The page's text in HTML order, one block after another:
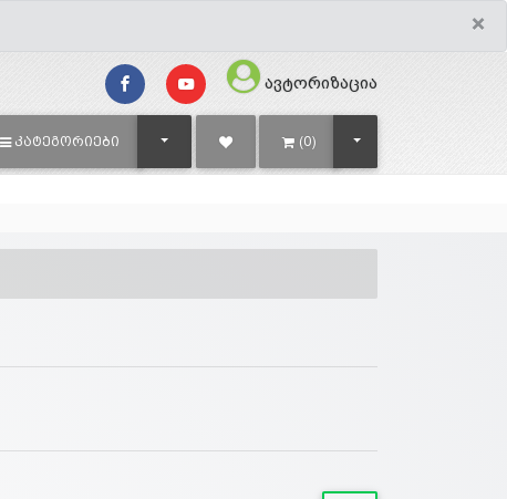
×
ავტორიზაცია
ᲙᲐᲢᲔᲒᲝᲠᲘᲔᲑᲘ TOGGLE DROPDOWN(0) TOGGLE DROPDOWN